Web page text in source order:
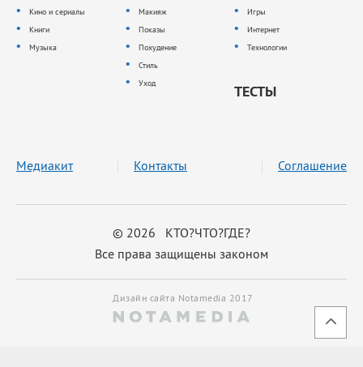
Кино и сериалы
Книги
Музыка
Макияж
Показы
Похудение
Стиль
Уход
Игры
Интернет
Технологии
ТЕСТЫ
© 2026 КТО?ЧТО?ГДЕ?
Все права защищены законом
Медиакит Контакты Соглашение
Дизайн сайта Notamedia 2017